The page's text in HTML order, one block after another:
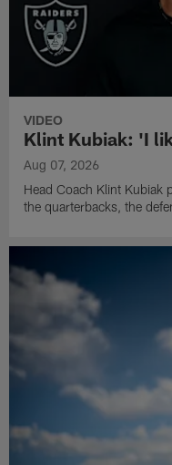
VIDEO
Klint Kubiak: 'I
Aug 07, 2026
Head Coach Klint Kubiak
the quarterbacks, the